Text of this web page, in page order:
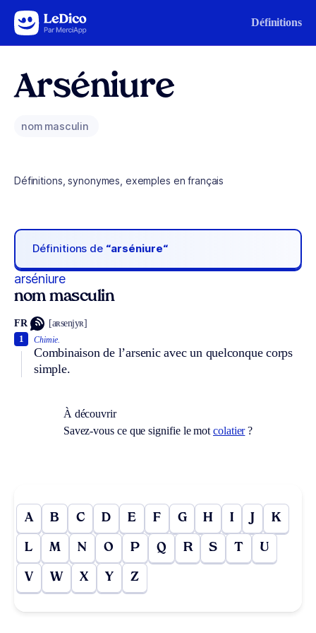
Aller au contenu Définitions
Arséniure
nom masculin
Définitions, synonymes, exemples en français
Définitions de “arséniure“
arséniure
nom masculin
FR [aʀsenjyʀ]
Chimie.
Combinaison de l’arsenic avec un quelconque corps
simple.
1
À découvrir
Savez-vous ce que signifie le motcolatier?
A B C D E F G H I J K
L M N O P Q R S T U
V W X Y Z